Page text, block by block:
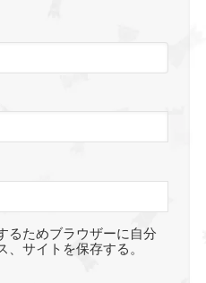
るためブラウザーに自分
、サイトを保存する。